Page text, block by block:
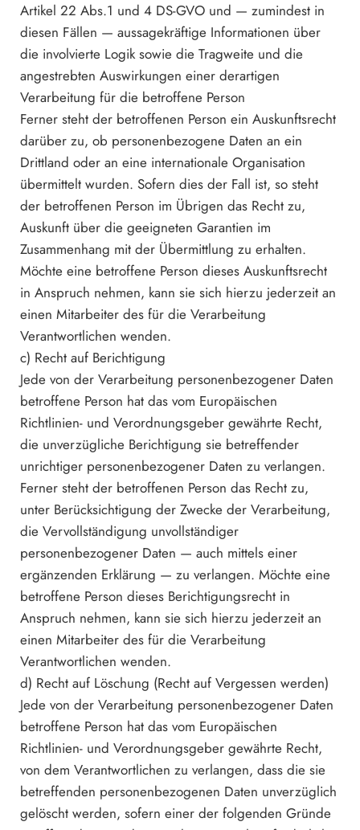
Artikel 22 Abs.1 und 4 DS-GVO und — zumindest in
diesen Fällen — aussagekräftige Informationen über
die involvierte Logik sowie die Tragweite und die
angestrebten Auswirkungen einer derartigen
Verarbeitung für die betroffene Person
Ferner steht der betroffenen Person ein Auskunftsrecht
darüber zu, ob personenbezogene Daten an ein
Drittland oder an eine internationale Organisation
übermittelt wurden. Sofern dies der Fall ist, so steht
der betroffenen Person im Übrigen das Recht zu,
Auskunft über die geeigneten Garantien im
Zusammenhang mit der Übermittlung zu erhalten.
Möchte eine betroffene Person dieses Auskunftsrecht
in Anspruch nehmen, kann sie sich hierzu jederzeit an
einen Mitarbeiter des für die Verarbeitung
Verantwortlichen wenden.
c) Recht auf Berichtigung
Jede von der Verarbeitung personenbezogener Daten
betroffene Person hat das vom Europäischen
Richtlinien- und Verordnungsgeber gewährte Recht,
die unverzügliche Berichtigung sie betreffender
unrichtiger personenbezogener Daten zu verlangen.
Ferner steht der betroffenen Person das Recht zu,
unter Berücksichtigung der Zwecke der Verarbeitung,
die Vervollständigung unvollständiger
personenbezogener Daten — auch mittels einer
ergänzenden Erklärung — zu verlangen. Möchte eine
betroffene Person dieses Berichtigungsrecht in
Anspruch nehmen, kann sie sich hierzu jederzeit an
einen Mitarbeiter des für die Verarbeitung
Verantwortlichen wenden.
d) Recht auf Löschung (Recht auf Vergessen werden)
Jede von der Verarbeitung personenbezogener Daten
betroffene Person hat das vom Europäischen
Richtlinien- und Verordnungsgeber gewährte Recht,
von dem Verantwortlichen zu verlangen, dass die sie
betreffenden personenbezogenen Daten unverzüglich
gelöscht werden, sofern einer der folgenden Gründe